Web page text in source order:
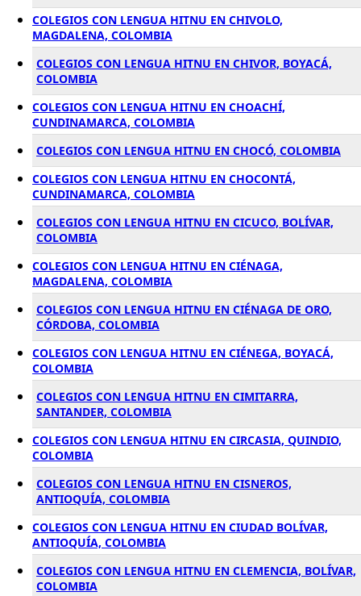
COLEGIOS CON LENGUA HITNU EN CHIVOLO,
MAGDALENA, COLOMBIA
COLEGIOS CON LENGUA HITNU EN CHIVOR, BOYACÁ,
COLOMBIA
COLEGIOS CON LENGUA HITNU EN CHOACHÍ,
CUNDINAMARCA, COLOMBIA
COLEGIOS CON LENGUA HITNU EN CHOCÓ, COLOMBIA
COLEGIOS CON LENGUA HITNU EN CHOCONTÁ,
CUNDINAMARCA, COLOMBIA
COLEGIOS CON LENGUA HITNU EN CICUCO, BOLÍVAR,
COLOMBIA
COLEGIOS CON LENGUA HITNU EN CIÉNAGA,
MAGDALENA, COLOMBIA
COLEGIOS CON LENGUA HITNU EN CIÉNAGA DE ORO,
CÓRDOBA, COLOMBIA
COLEGIOS CON LENGUA HITNU EN CIÉNEGA, BOYACÁ,
COLOMBIA
COLEGIOS CON LENGUA HITNU EN CIMITARRA,
SANTANDER, COLOMBIA
COLEGIOS CON LENGUA HITNU EN CIRCASIA, QUINDIO,
COLOMBIA
COLEGIOS CON LENGUA HITNU EN CISNEROS,
ANTIOQUÍA, COLOMBIA
COLEGIOS CON LENGUA HITNU EN CIUDAD BOLÍVAR,
ANTIOQUÍA, COLOMBIA
COLEGIOS CON LENGUA HITNU EN CLEMENCIA, BOLÍVAR,
COLOMBIA